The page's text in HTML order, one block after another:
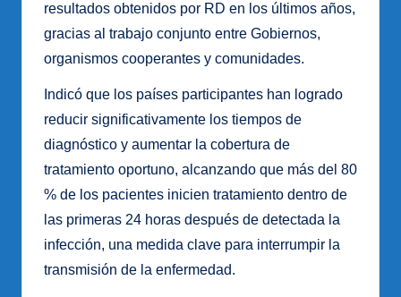
resultados obtenidos por RD en los últimos años,
gracias al trabajo conjunto entre Gobiernos,
organismos cooperantes y comunidades.
Indicó que los países participantes han logrado
reducir significativamente los tiempos de
diagnóstico y aumentar la cobertura de
tratamiento oportuno, alcanzando que más del 80
% de los pacientes inicien tratamiento dentro de
las primeras 24 horas después de detectada la
infección, una medida clave para interrumpir la
transmisión de la enfermedad.